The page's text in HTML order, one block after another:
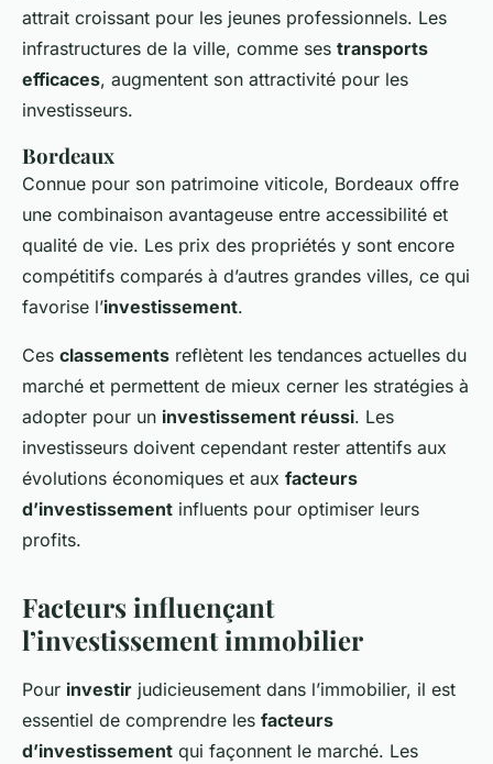
attrait croissant pour les jeunes professionnels. Les
infrastructures de la ville, comme ses transports
efficaces, augmentent son attractivité pour les
investisseurs.
Bordeaux
Connue pour son patrimoine viticole, Bordeaux offre
une combinaison avantageuse entre accessibilité et
qualité de vie. Les prix des propriétés y sont encore
compétitifs comparés à d’autres grandes villes, ce qui
favorise l’investissement.
Ces classements reflètent les tendances actuelles du
marché et permettent de mieux cerner les stratégies à
adopter pour un investissement réussi. Les
investisseurs doivent cependant rester attentifs aux
évolutions économiques et aux facteurs
d’investissement influents pour optimiser leurs
profits.
Facteurs influençant
l’investissement immobilier
Pour investir judicieusement dans l’immobilier, il est
essentiel de comprendre les facteurs
d’investissement qui façonnent le marché. Les